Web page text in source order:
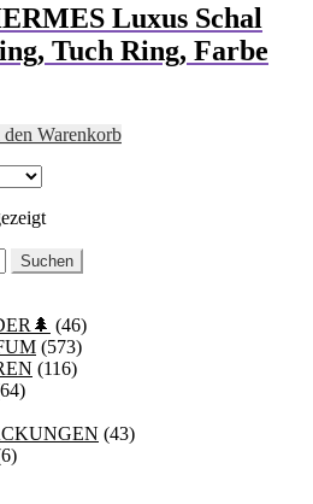
Luxus Schal
Tuch Ring, Farbe
den Warenkorb
Suchen
(46)
(573)
(116)
(43)